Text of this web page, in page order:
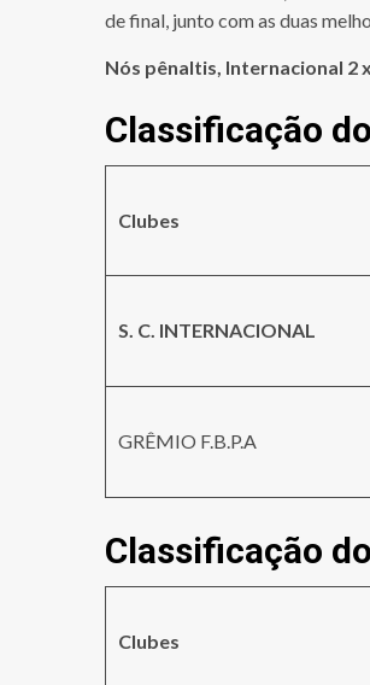
de final, junto com as duas
Nós pênaltis, Internacional 2
Classificação
Clubes
S. C. INTERNACIONAL
GRÊMIO F.B.P.A
Classificação
Clubes